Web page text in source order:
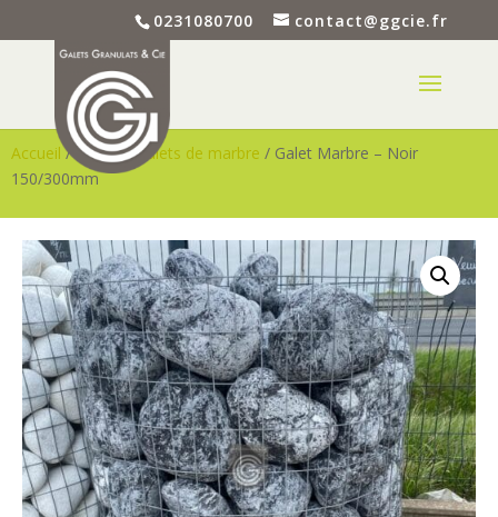
0231080700 contact@ggcie.fr
Accueil/Galets/Galets de marbre / Galet Marbre – Noir
150/300mm